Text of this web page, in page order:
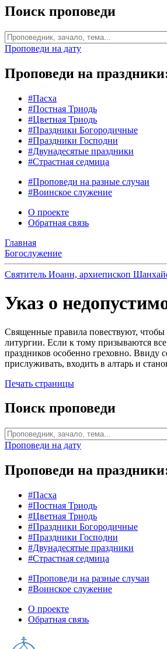
Поиск проповеди
Проповеди на дату
Проповеди на
#Пасха
#Постная Триодь
#Цветная Триодь
#Праздники Богородичные
#Праздники Господни
#Двунадесятые праздники
#Страстная седмица
#Проповеди на разные случаи
#Воинское служение
О проекте
Обратная связь
Главная
Богослужение
Святитель Иоанн, архиепископ
Указ о
Священные правила повествуют,
литургии. Если к тому призываются
праздников особенно греховно. Ввиду
прислуживать, входить в алтарь и
Печать страницы
Поиск проповеди
Проповеди на дату
Проповеди на
#Пасха
#Постная Триодь
#Цветная Триодь
#Праздники Богородичные
#Праздники Господни
#Двунадесятые праздники
#Страстная седмица
#Проповеди на разные случаи
#Воинское служение
О проекте
Обратная связь